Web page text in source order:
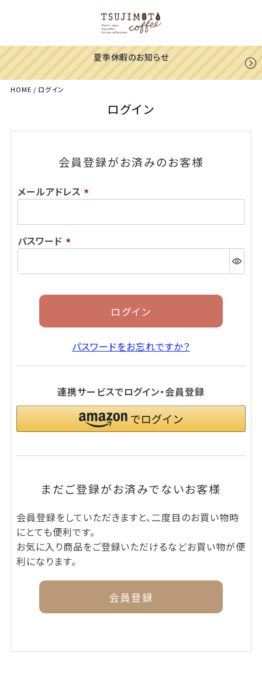
夏季休暇のお知らせ
HOME ログイン
ログイン
会員登録がお済みのお客様
メールアドレス
須)
パスワード
須)
ログイン
パスワードをお忘れですか？
連携サービスでログイン・会員登録
まだご登録がお済みでないお客様
会員登録をしていただきますと、二度目のお買い物時
にとても便利です。
お気に入り商品をご登録いただけるなどお買い物が便
利になります。
会員登録